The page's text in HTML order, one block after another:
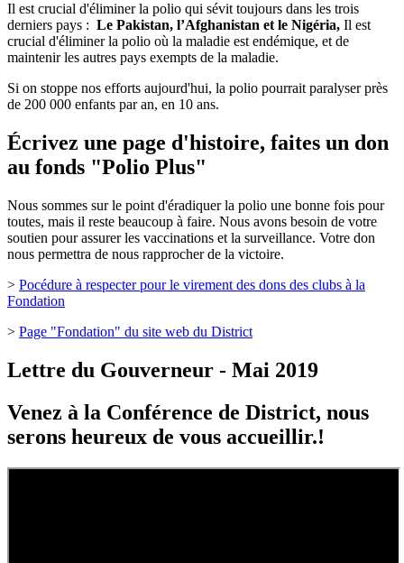
Il est crucial d'éliminer la polio qui sévit toujours dans les trois
derniers pays : Le Pakistan, l’Afghanistan et le Nigéria, Il est
crucial d'éliminer la polio où la maladie est endémique, et de
maintenir les autres pays exempts de la maladie.
Si on stoppe nos efforts aujourd'hui, la polio pourrait paralyser près
de 200 000 enfants par an, en 10 ans.
Écrivez une page d'histoire, faites un don
au fonds "Polio Plus"
Nous sommes sur le point d'éradiquer la polio une bonne fois pour
toutes, mais il reste beaucoup à faire. Nous avons besoin de votre
soutien pour assurer les vaccinations et la surveillance. Votre don
nous permettra de nous rapprocher de la victoire.
> Pocédure à respecter pour le virement des dons des clubs à la
Fondation
> Page "Fondation" du site web du District
Lettre du Gouverneur - Mai 2019
Venez à la Conférence de District, nous
serons heureux de vous accueillir.!